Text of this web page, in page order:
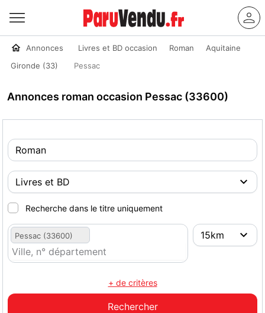
Annonces Livres et BD occasion Roman
Aquitaine
Gironde (33)
Pessac
Annonces roman occasion Pessac (33600)
Recherche dans le titre uniquement
Pessac (33600)
+ de critères